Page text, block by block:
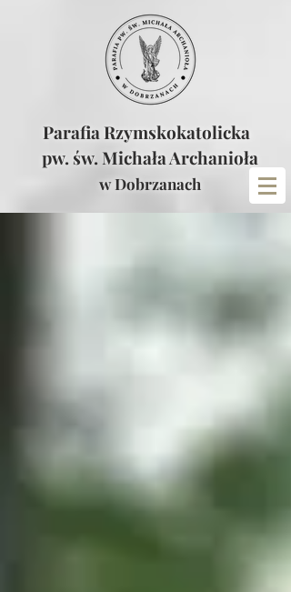
Parafia Rzymskokatolicka
pw. św. Michała Archanioła
w Dobrzanach